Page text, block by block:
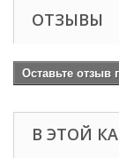
ОТЗЫВЫ
Оставьте отзыв
В ЭТОЙ